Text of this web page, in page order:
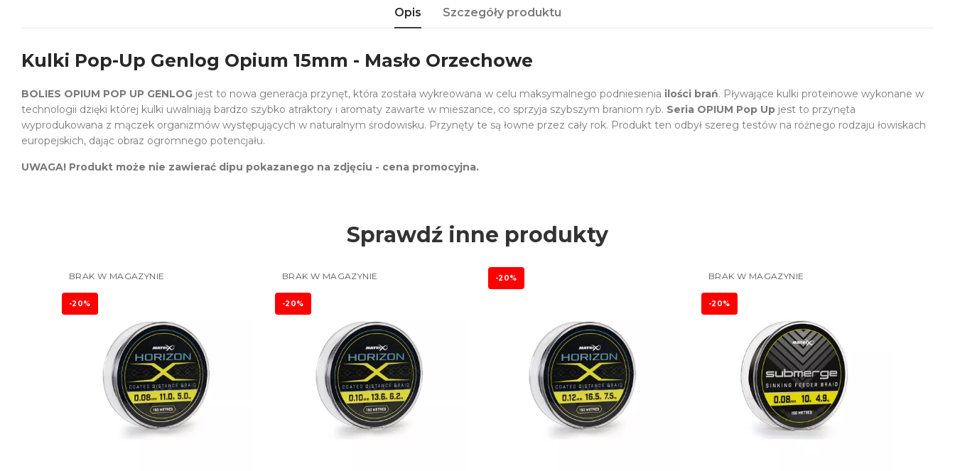
Opis Szczegóły produktu
Kulki Pop-Up Genlog Opium 15mm - Masło Orzechowe
BOLIES OPIUM POP UP GENLOG jest to nowa generacja przynęt, która została wykreowana w celu maksymalnego podniesienia ilości brań. Pływające kulki proteinowe wykonane w
technologii dzięki której kulki uwalniają bardzo szybko atraktory i aromaty zawarte w mieszance, co sprzyja szybszym braniom ryb. Seria OPIUM Pop Up jest to przynęta
wyprodukowana z mączek organizmów występujących w naturalnym środowisku. Przynęty te są łowne przez cały rok. Produkt ten odbył szereg testów na różnego rodzaju łowiskach
europejskich, dając obraz ogromnego potencjału.
UWAGA! Produkt może nie zawierać dipu pokazanego na zdjęciu - cena promocyjna.
Sprawdź inne produkty
BRAK W MAGAZYNIE
-20%
BRAK W MAGAZYNIE
-20%
-20% BRAK W MAGAZYNIE
-20%